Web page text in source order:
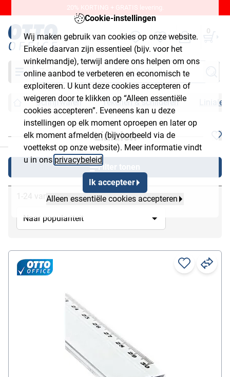
Cookie-instellingen
Wij maken gebruik van cookies op onze website.
Enkele daarvan zijn essentieel (bijv. voor het
winkelmandje), terwijl andere ons helpen om ons
online aanbod te verbeteren en economisch te
exploiteren. U kunt deze cookies accepteren of
weigeren door te klikken op “Alleen essentiële
cookies accepteren”. Eveneens kan u deze
instellingen op elk moment oproepen en later op
elk moment afmelden (bijvoorbeeld via de
voettekst op onze website). Meer informatie vindt
u in ons privacybeleid
Ik accepteer
Alleen essentiële cookies accepteren
20% KORTING + GRATIS levering.
0
Zoeken
Schrijfwaren Tekenen & schilderen Linialen
Linialen
Filter tonen
1-24 van 34